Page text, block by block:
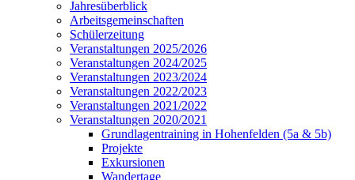
Jahresüberblick
Arbeitsgemeinschaften
Schülerzeitung
Veranstaltungen 2025/2026
Veranstaltungen 2024/2025
Veranstaltungen 2023/2024
Veranstaltungen 2022/2023
Veranstaltungen 2021/2022
Veranstaltungen 2020/2021
Grundlagentraining in Hohenfelden (5a & 5b)
Projekte
Exkursionen
Wandertage